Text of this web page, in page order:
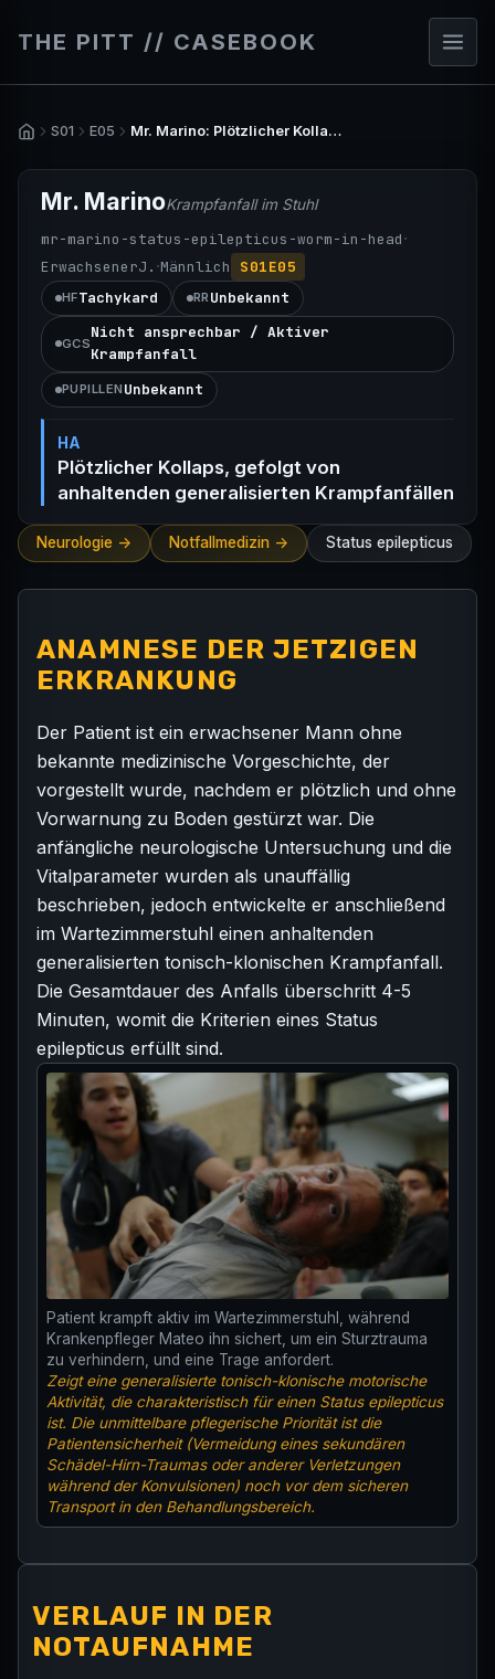
THE PITT // CASEBOOK
S01 E05 Mr. Marino: Plötzlicher Kollaps, gefolgt von anhaltenden generalisierten Krampfanfällen
Mr. MarinoKrampfanfall im Stuhl
mr-marino-status-epilepticus-worm-in-head·
ErwachsenerJ. ·Männlich S01E05
HFTachykard RR Unbekannt
GCS
Nicht ansprechbar / Aktiver
Krampfanfall
PUPILLEN Unbekannt
HA
Plötzlicher Kollaps, gefolgt von
anhaltenden generalisierten Krampfanfällen
Neurologie -> Notfallmedizin -> Status epilepticus
ANAMNESE DER JETZIGEN
ERKRANKUNG
Der Patient ist ein erwachsener Mann ohne
bekannte medizinische Vorgeschichte, der
vorgestellt wurde, nachdem er plötzlich und ohne
Vorwarnung zu Boden gestürzt war. Die
anfängliche neurologische Untersuchung und die
Vitalparameter wurden als unauffällig
beschrieben, jedoch entwickelte er anschließend
im Wartezimmerstuhl einen anhaltenden
generalisierten tonisch-klonischen Krampfanfall.
Die Gesamtdauer des Anfalls überschritt 4-5
Minuten, womit die Kriterien eines Status
epilepticus erfüllt sind.
Patient krampft aktiv im Wartezimmerstuhl, während
Krankenpfleger Mateo ihn sichert, um ein Sturztrauma
zu verhindern, und eine Trage anfordert.
Zeigt eine generalisierte tonisch-klonische motorische
Aktivität, die charakteristisch für einen Status epilepticus
ist. Die unmittelbare pflegerische Priorität ist die
Patientensicherheit (Vermeidung eines sekundären
Schädel-Hirn-Traumas oder anderer Verletzungen
während der Konvulsionen) noch vor dem sicheren
Transport in den Behandlungsbereich.
VERLAUF IN DER
NOTAUFNAHME